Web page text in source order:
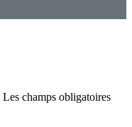
Les champs obligatoires